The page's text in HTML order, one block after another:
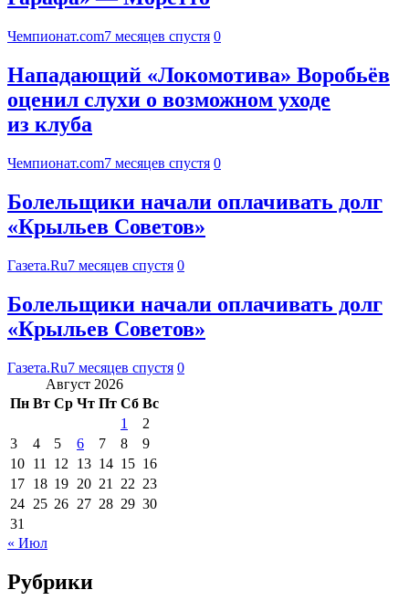
Чемпионат.com7 месяцев спустя 0
Нападающий «Локомотива» Воробьёв
оценил слухи о возможном уходе
из клуба
Чемпионат.com7 месяцев спустя 0
Болельщики начали оплачивать долг
«Крыльев Советов»
Газета.Ru7 месяцев спустя 0
Болельщики начали оплачивать долг
«Крыльев Советов»
Газета.Ru7 месяцев спустя 0
Август 2026
Пн Вт Ср Чт Пт Сб Вс
1
2
3
4 5 6 7 8
9
10 11 12 13 14 15 16
17 18 19 20 21 22 23
24 25 26 27 28 29 30
31
« Июл
Рубрики